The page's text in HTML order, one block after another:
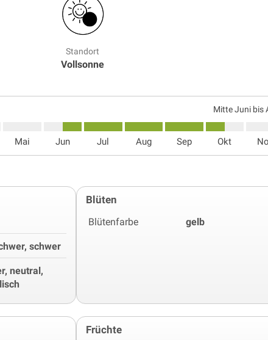
Standort
Vollsonne
Mitte Juni bis
Mai Jun Jul Aug Sep Okt
schwer
neutral,
Blüten
Blütenfarbe gelb
Früchte